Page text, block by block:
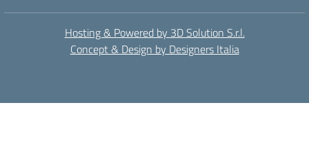
Hosting & Powered by 3D Solution S.r.l.
Concept & Design by Designers Italia